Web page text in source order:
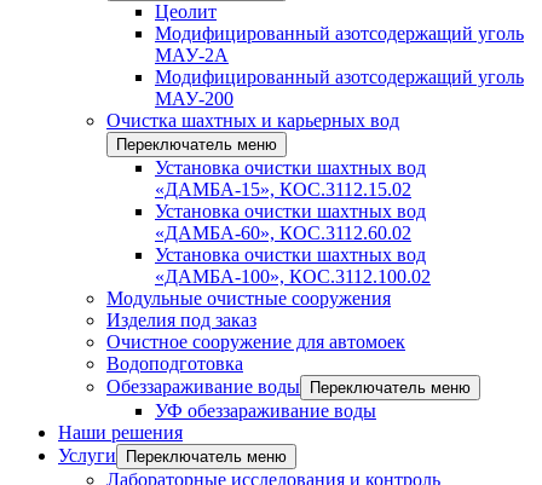
Цеолит
Модифицированный азотсодержащий уголь
МАУ-2А
Модифицированный азотсодержащий уголь
МАУ-200
Очистка шахтных и карьерных вод
Переключатель меню
Установка очистки шахтных вод
«ДАМБА-15», КОС.3112.15.02
Установка очистки шахтных вод
«ДАМБА-60», КОС.3112.60.02
Установка очистки шахтных вод
«ДАМБА-100», КОС.3112.100.02
Модульные очистные сооружения
Изделия под заказ
Очистное сооружение для автомоек
Водоподготовка
Обеззараживание воды
Переключатель меню
УФ обеззараживание воды
Наши решения
Услуги
Переключатель меню
Лабораторные исследования и контроль